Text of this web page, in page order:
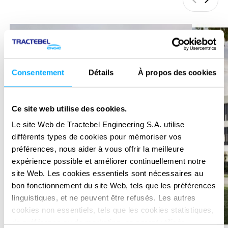
Consentement Détails À propos des cookies
Ce site web utilise des cookies.
Le site Web de Tractebel Engineering S.A. utilise
différents types de cookies pour mémoriser vos
préférences, nous aider à vous offrir la meilleure
expérience possible et améliorer continuellement notre
site Web. Les cookies essentiels sont nécessaires au
bon fonctionnement du site Web, tels que les préférences
linguistiques, et ne peuvent être refusés. Les autres
cookies non essentiels, tels que les cookies statistiques,